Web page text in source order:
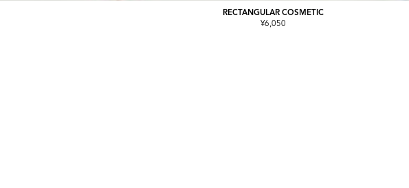
RECTANGULAR COSMETIC
¥6,050